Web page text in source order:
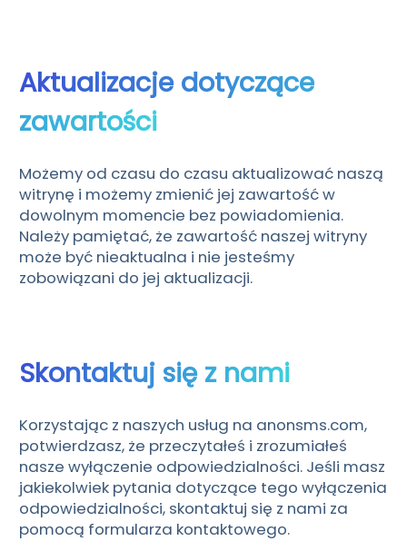
Aktualizacje dotyczące
zawartości
Możemy od czasu do czasu aktualizować naszą
witrynę i możemy zmienić jej zawartość w
dowolnym momencie bez powiadomienia.
Należy pamiętać, że zawartość naszej witryny
może być nieaktualna i nie jesteśmy
zobowiązani do jej aktualizacji.
Skontaktuj się z nami
Korzystając z naszych usług na anonsms.com,
potwierdzasz, że przeczytałeś i zrozumiałeś
nasze wyłączenie odpowiedzialności. Jeśli masz
jakiekolwiek pytania dotyczące tego wyłączenia
odpowiedzialności, skontaktuj się z nami za
pomocą formularza kontaktowego.